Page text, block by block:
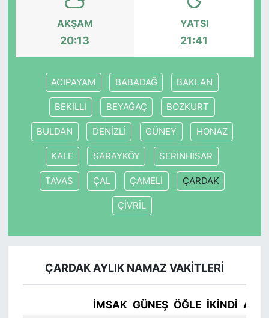
AKŞAM
20:13
YATSI
21:41
ACIPAYAM BABADAĞ BAKLAN
BEKİLLİ BEYAĞAÇ BOZKURT
BULDAN DENİZLİ GÜNEY HONAZ
KALE SARAYKÖY SERİNHİSAR
TAVAS ÇAL ÇAMELİ ÇARDAK
ÇİVRİL
ÇARDAK AYLIK NAMAZ VAKITLERI
İMSAK GÜNEŞ ÖĞLE İKINDI